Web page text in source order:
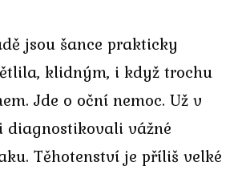
jsou šance prakticky
klidným, i když trochu
Jde o oční nemoc. Už v
diagnostikovali vážné
Těhotenství je příliš velké